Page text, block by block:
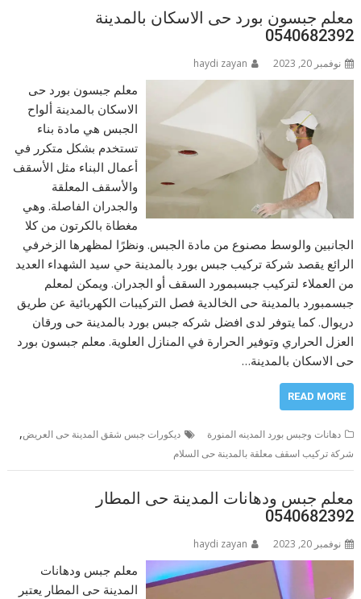
معلم جبسون بورد حى الاسكان بالمدينة
0540682392
نوفمبر 20, 2023 haydi zayan
معلم جبسون بورد حى
الاسكان بالمدينة ألواح
الجبس هي مادة بناء
تستخدم بشكل متكرر في
أعمال البناء مثل الأسقف
والأسقف المعلقة
والجدران الفاصلة. وهي
مغطاة بالكرتون من كلا
الجانبين والوسط مصنوع من مادة الجبس. ونظرًا لمظهرها الزخرفي
الرائع يقصد شركة تركيب جبس بورد بالمدينة حي سيد الشهداء العديد
من العملاء لتركيب جبسبمورد السقف أو الجدران. ويمكن لمعلم
جبسمبورد بالمدينة حى الخالدية فصل التركيبات الكهربائية عن طريق
دريوال. كما يتوفر لدى افضل شركه جبس بورد بالمدينة حى ورقان
العزل الحراري وتوفير الحرارة في المنازل العلوية. معلم جبسون بورد
حى الاسكان بالمدينة…
READ MORE
دهانات وجبس بورد المدينه المنورة ديكورات جبس شقق المدينة حى العريض,
شركة تركيب اسقف معلقة بالمدينة حى السلام
معلم جبس ودهانات المدينة حى المطار
0540682392
نوفمبر 20, 2023 haydi zayan
معلم جبس ودهانات
المدينة حى المطار يعتبر